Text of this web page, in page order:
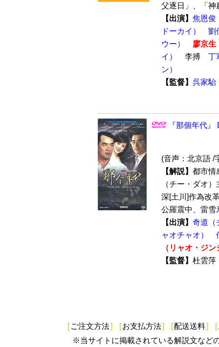
父逐日」、「神
【出演】 焦恩俊
ドーカイ）
劉
ウー）
廖京生
イ）
李搏 丁
ン）
【監督】 呉家駘
『那個年代
(音声：北京語 /
【解説】 都市情
（チー・ダオ
深[土川]作為改
公羅震中、雷雪
【出演】 奇道（
ャオチャオ）
（リャオ・ジ
【監督】 杜雲
[ ご注文方法] [お支払方法] [配送送料] [
※当サイトに掲載されている解説文など